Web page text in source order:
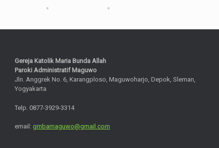
Gereja Katolik Maria Bunda Allah
Paroki Administratif Maguwo
Jln. Anggrek No. 6, Karangploso, Maguwoharjo, Depok, Sleman,
Yogyakarta
Telp. 0877-3929-3314
email: gmbamaguwo@gmail.com